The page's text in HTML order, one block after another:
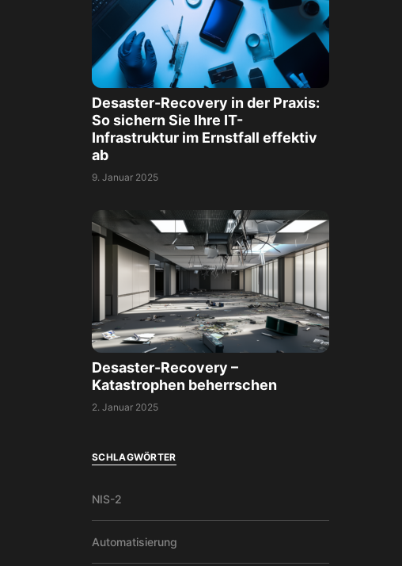
Desaster-Recovery in der Praxis:
So sichern Sie Ihre IT-
Infrastruktur im Ernstfall effektiv
ab
9. Januar 2025
Desaster-Recovery –
Katastrophen beherrschen
2. Januar 2025
SCHLAGWÖRTER
NIS-2
Automatisierung